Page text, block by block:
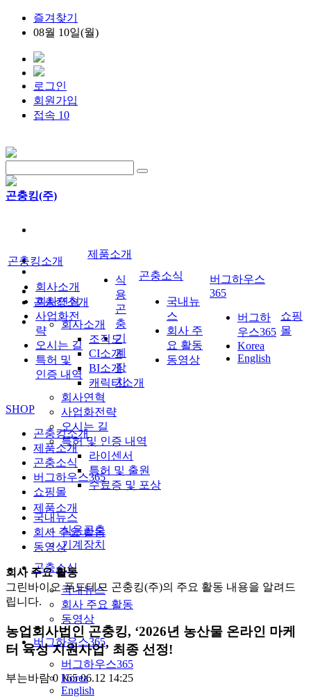
즐겨찾기
08월 10일(월)
로그인
회원가입
접속 10
곤충킹(주)
곤충킹소개
회사소개
조직도
CI소개
BI소개
캐릭터소개
회사연혁
사업화전략
오시는 길
특허 및 인증 내역
라이센서
특허 및 출원
수료증 및 포상
제품소개
식용곤충
기계장치
곤충소식
국내뉴스
회사 주요 활동
동영상
버그하우스365
버그하우스365
Korea
English
곤충킹소개
회사소개
회사연혁
사업화전
략
오시는 길
특허 및
인증 내역
제품소개
식
용
곤
충
기
계
장
치
곤충소식
국내뉴
스
회사 주
요 활동
동영상
버그하우스
365
버그하
우스365
Korea
English
쇼핑
몰
SHOP
곤충킹소개
제품소개
곤충소식
버그하우스365
쇼핑몰
국내뉴스
회사 주요 활동
동영상
회사 주요 활동
그린바이오 푸드테므 곤충킹(주)의 주요 활동 내용을 알려드
립니다.
농업회사법인 곤충킹, ‘2026년 농산물 온라인 마케
터 육성 지원사업’ 최종 선정!
부는바람 0 16506.12 14:25